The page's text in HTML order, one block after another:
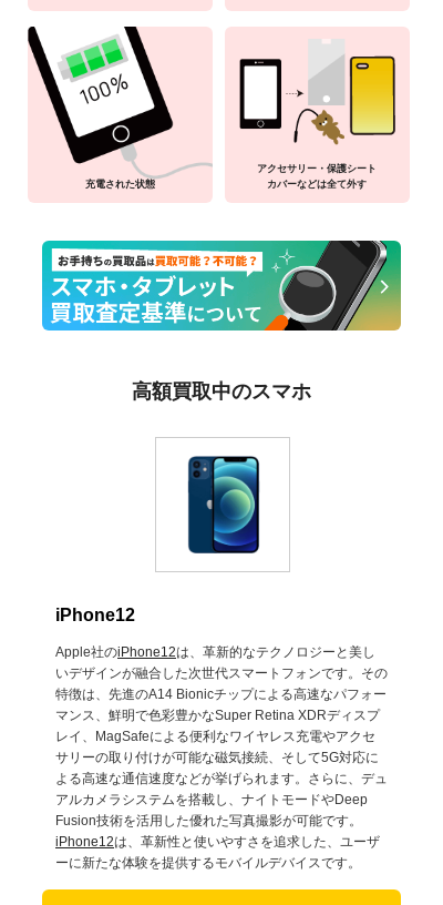
充電された状態
アクセサリー・保護シート
カバーなどは全て外す
高額買取中のスマホ
iPhone12
Apple社のiPhone12は、革新的なテクノロジーと美し
いデザインが融合した次世代スマートフォンです。その
特徴は、先進のA14 Bionicチップによる高速なパフォー
マンス、鮮明で色彩豊かなSuper Retina XDRディスプ
レイ、MagSafeによる便利なワイヤレス充電やアクセ
サリーの取り付けが可能な磁気接続、そして5G対応に
よる高速な通信速度などが挙げられます。さらに、デュ
アルカメラシステムを搭載し、ナイトモードやDeep
Fusion技術を活用した優れた写真撮影が可能です。
iPhone12は、革新性と使いやすさを追求した、ユーザ
ーに新たな体験を提供するモバイルデバイスです。